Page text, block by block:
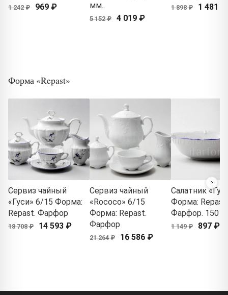
1 242 ₽ 969 ₽
мм.
5 152 ₽ 4 019 ₽
1 898 ₽ 1 481 ₽
Форма «Repast»
Сервиз чайный
«Гуси» 6/15 Форма:
Repast. Фарфор
18 708 ₽ 14 593 ₽
Сервиз чайный
«Rococo» 6/15
Форма: Repast.
Фарфор
21 264 ₽ 16 586 ₽
Салатник
Форма: Repast.
Фарфор. 150
1 149 ₽ 897 ₽